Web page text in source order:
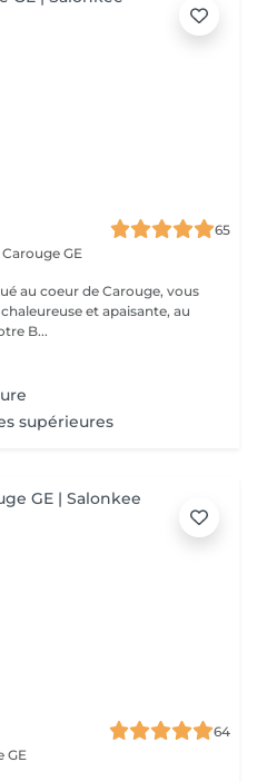
65
Carouge GE
au coeur de Carouge, vous
et apaisante, au
B...
supérieures
64
GE